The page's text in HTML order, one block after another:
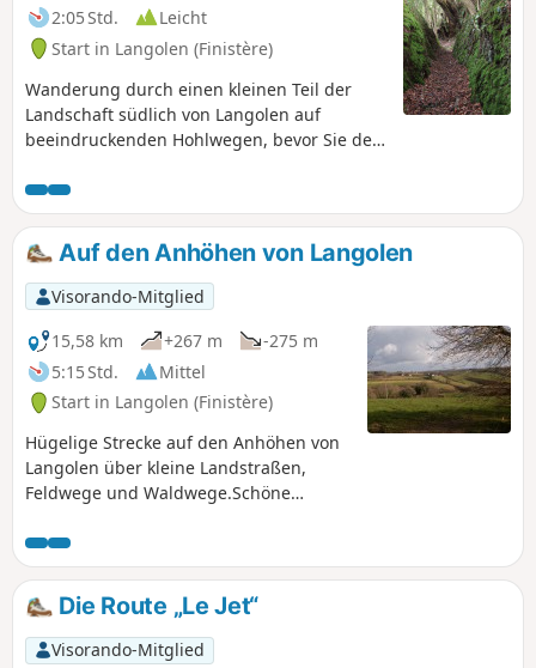
2:05 Std.
Leicht
Start in Langolen (Finistère)
Wanderung durch einen kleinen Teil der
Landschaft südlich von Langolen auf
beeindruckenden Hohlwegen, bevor Sie den
Fischzucht erreichen. Rückkehr zum Dorf
über die Kirche Saint-Guthien.
Auf den Anhöhen von Langolen
Visorando-Mitglied
15,58 km
+267 m
-275 m
5:15 Std.
Mittel
Start in Langolen (Finistère)
Hügelige Strecke auf den Anhöhen von
Langolen über kleine Landstraßen,
Feldwege und Waldwege.Schöne
und die von Viehzucht geprägte
Landschaft.Auf der Strecke liegen der
Weiler Gulvain mit seiner Kapelle
Tréviale sowie die Kapelle Le Niver, die
einst ein wichtiger Wallfahrtsort war.
Die Route „Le Jet“
Visorando-Mitglied